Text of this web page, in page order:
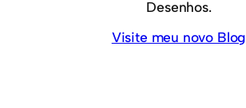
Desenhos.
Visite meu novo Blog